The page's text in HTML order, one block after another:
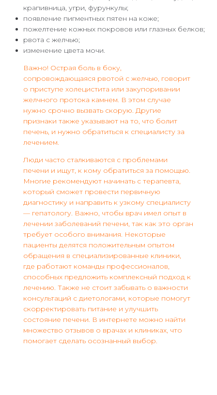
крапивница, угри, фурункулы;
появление пигментных пятен на коже;
пожелтение кожных покровов или глазных белков;
рвота с желчью;
изменение цвета мочи.
Важно! Острая боль в боку,
сопровождающаяся рвотой с желчью, говорит
о приступе холецистита или закупоривании
желчного протока камнем. В этом случае
нужно срочно вызвать скорую. Другие
признаки также указывают на то, что болит
печень, и нужно обратиться к специалисту за
лечением.
Люди часто сталкиваются с проблемами
печени и ищут, к кому обратиться за помощью.
Многие рекомендуют начинать с терапевта,
который сможет провести первичную
диагностику и направить к узкому специалисту
— гепатологу. Важно, чтобы врач имел опыт в
лечении заболеваний печени, так как это орган
требует особого внимания. Некоторые
пациенты делятся положительным опытом
обращения в специализированные клиники,
где работают команды профессионалов,
способных предложить комплексный подход к
лечению. Также не стоит забывать о важности
консультаций с диетологами, которые помогут
скорректировать питание и улучшить
состояние печени. В интернете можно найти
множество отзывов о врачах и клиниках, что
помогает сделать осознанный выбор.